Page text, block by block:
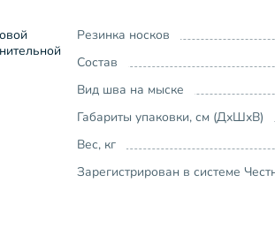
Резинка носков
Состав
Вид шва на мыске
Габариты упаковки, см (ДхШхВ)
Вес, кг
Зарегистрирован в системе